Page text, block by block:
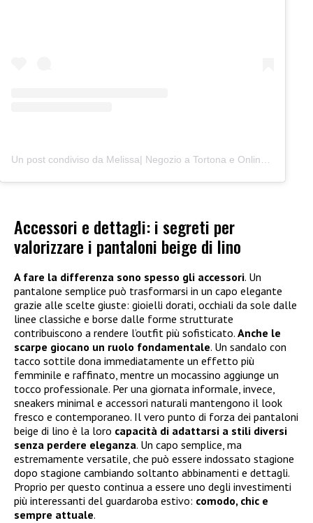
Accessori e dettagli: i segreti per
valorizzare i pantaloni beige di lino
A fare la differenza sono spesso gli accessori. Un
pantalone semplice può trasformarsi in un capo elegante
grazie alle scelte giuste: gioielli dorati, occhiali da sole dalle
linee classiche e borse dalle forme strutturate
contribuiscono a rendere l’outfit più sofisticato. Anche le
scarpe giocano un ruolo fondamentale. Un sandalo con
tacco sottile dona immediatamente un effetto più
femminile e raffinato, mentre un mocassino aggiunge un
tocco professionale. Per una giornata informale, invece,
sneakers minimal e accessori naturali mantengono il look
fresco e contemporaneo. Il vero punto di forza dei pantaloni
beige di lino è la loro capacità di adattarsi a stili diversi
senza perdere eleganza. Un capo semplice, ma
estremamente versatile, che può essere indossato stagione
dopo stagione cambiando soltanto abbinamenti e dettagli.
Proprio per questo continua a essere uno degli investimenti
più interessanti del guardaroba estivo: comodo, chic e
sempre attuale.